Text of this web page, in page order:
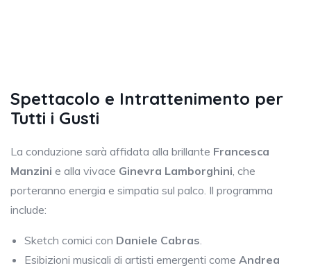
Spettacolo e Intrattenimento per
Tutti i Gusti
La conduzione sarà affidata alla brillante Francesca
Manzini e alla vivace Ginevra Lamborghini , che
porteranno energia e simpatia sul palco. Il programma
include:
Sketch comici con Daniele Cabras
Esibizioni musicali di artisti emergenti come Andrea